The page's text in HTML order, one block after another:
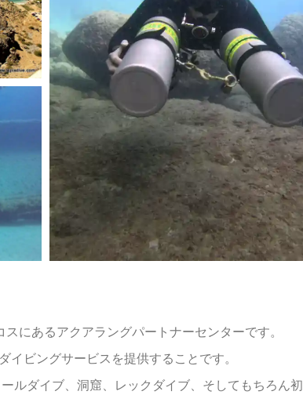
にあるアクアラングパートナーセンターです。
ビングサービスを提供することです。
ルダイブ、洞窟、レックダイブ、そしてもちろん初